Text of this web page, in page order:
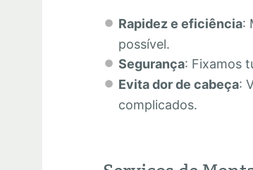
Rapidez e eficiência:
possível.
Segurança: Fixamos
Evita dor de cabeça:
complicados.